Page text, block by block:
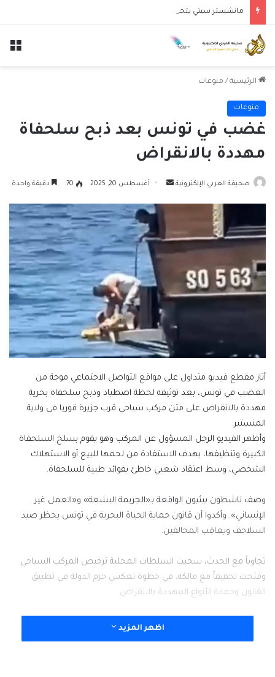
الرئيسية / منوعات
منوعات
غضب في تونس بعد ذبح سلحفاة
مهددة بالانقراض
صحيفة العربي الإلكترونية
أرسل
إلكترونيا
أغسطس 20, 2025 70 دقيقة واحدة
أثار مقطع فيديو متداول على مواقع التواصل الاجتماعي موجة من
الغضب في تونس، بعد توثيقه لحظة اصطياد وذبح سلحفاة بحرية
مهددة بالانقراض على متن مركب سياحي قرب جزيرة قوريا في ولاية
المنستير.
وأظهر الفيديو الرجل المسؤول عن المركب وهو يقوم بسلخ السلحفاة
الكبيرة وتنظيفها، بهدف الاستفادة من لحمها للبيع أو الاستهلاك
الشخصي، وسط اعتقاد شعبي خاطئ بفوائد طبية للسلحفاة.
وصف ناشطون بيئيون الواقعة بـ«الجريمة البشعة» و«العمل غير
الإنساني». وأكدوا أن قانون حماية الحياة البحرية في تونس يحظر صيد
السلاحف ويعاقب المخالفين.
تجاوباً مع الحدث، سحبت السلطات المحلية ترخيص المركب السياحي
وفتحت تحقيقاً مع مالكه، في خطوة تعكس حزم الدولة في تطبيق
القانون وحماية الأنواع المهددة بالانقراض.
وأكد الناشط البيئي معز الحداد أن خسارة سلحفاة واحدة تعني إضعاف
حلقة مهمة في المنظومة البيئية البحرية. وأشار إلى تراجع أعداد نوع
اظهر المزيد